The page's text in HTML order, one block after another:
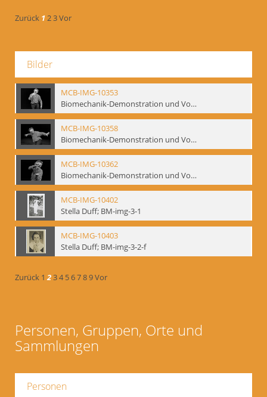
Zurück 123Vor
Bilder
MCB-IMG-10353
Biomechanik-Demonstration und Vortrag, Berliner Ensemble, 04.10.1991
MCB-IMG-10358
Biomechanik-Demonstration und Vortrag, Berliner Ensemble, 04.10.1991
MCB-IMG-10362
Biomechanik-Demonstration und Vortrag, Berliner Ensemble, 04.10.1991
MCB-IMG-10402
Stella Duff; BM-img-3-1
MCB-IMG-10403
Stella Duff; BM-img-3-2-f
Zurück 1 234 56789Vor
Personen, Gruppen, Orte und
Sammlungen
Personen